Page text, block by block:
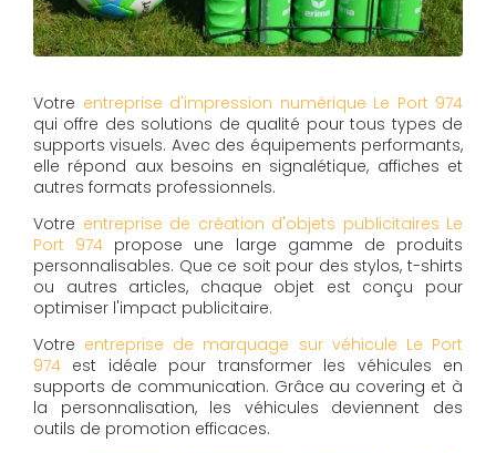
Votre entreprise d'impression numérique Le Port 974
qui offre des solutions de qualité pour tous types de
supports visuels. Avec des équipements performants,
elle répond aux besoins en signalétique, affiches et
autres formats professionnels.
Votre entreprise de création d'objets publicitaires Le
Port 974 propose une large gamme de produits
personnalisables. Que ce soit pour des stylos, t-shirts
ou autres articles, chaque objet est conçu pour
optimiser l'impact publicitaire.
Votre entreprise de marquage sur véhicule Le Port
974 est idéale pour transformer les véhicules en
supports de communication. Grâce au covering et à
la personnalisation, les véhicules deviennent des
outils de promotion efficaces.